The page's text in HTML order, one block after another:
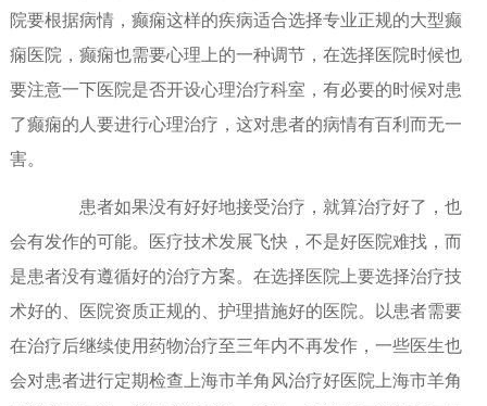
院要根据病情，癫痫这样的疾病适合选择专业正规的大型癫
痫医院，癫痫也需要心理上的一种调节，在选择医院时候也
要注意一下医院是否开设心理治疗科室，有必要的时候对患
了癫痫的人要进行心理治疗，这对患者的病情有百利而无一
害。
患者如果没有好好地接受治疗，就算治疗好了，也
会有发作的可能。医疗技术发展飞快，不是好医院难找，而
是患者没有遵循好的治疗方案。在选择医院上要选择治疗技
术好的、医院资质正规的、护理措施好的医院。以患者需要
在治疗后继续使用药物治疗至三年内不再发作，一些医生也
会对患者进行定期检查上海市羊角风治疗好医院上海市羊角